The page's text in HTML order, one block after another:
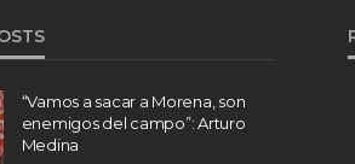
“Vamos a sacar a Morena, son
enemigos del campo”: Arturo
Medina